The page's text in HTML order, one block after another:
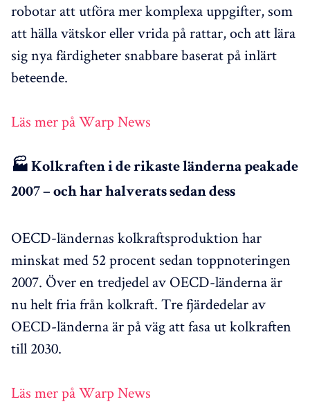
robotar att utföra mer komplexa uppgifter, som
att hälla vätskor eller vrida på rattar, och att lära
sig nya färdigheter snabbare baserat på inlärt
beteende.
Läs mer på Warp News
🏭 Kolkraften i de rikaste länderna peakade
2007 – och har halverats sedan dess
OECD-ländernas kolkraftsproduktion har
minskat med 52 procent sedan toppnoteringen
2007. Över en tredjedel av OECD-länderna är
nu helt fria från kolkraft. Tre fjärdedelar av
OECD-länderna är på väg att fasa ut kolkraften
till 2030.
Läs mer på Warp News